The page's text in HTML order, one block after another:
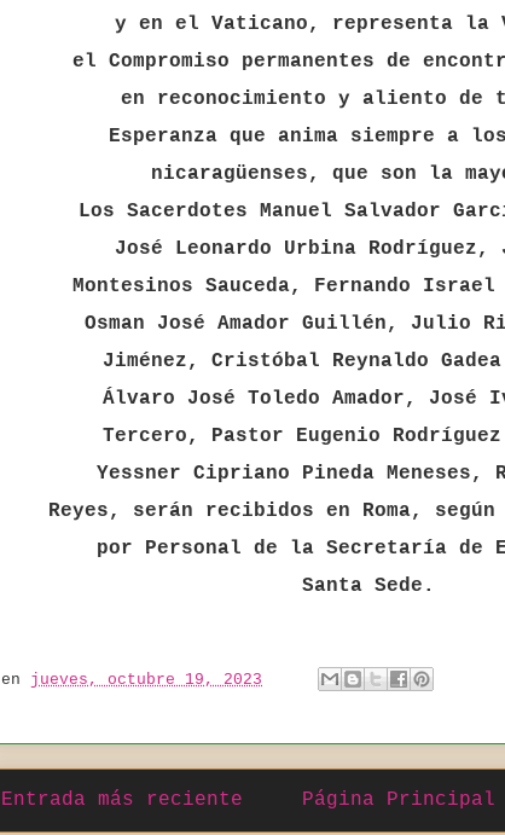
y en el Vaticano, representa la
el Compromiso permanentes de
en reconocimiento y aliento de
Esperanza que anima siempre a
nicaragüenses, que son la
Los Sacerdotes Manuel Salvador
José Leonardo Urbina Rodríguez,
Montesinos Sauceda, Fernando Israel
Osman José Amador Guillén, Julio
Jiménez, Cristóbal Reynaldo
Álvaro José Toledo Amador, José
Tercero, Pastor Eugenio Rodríguez
Yessner Cipriano Pineda Meneses,
Reyes, serán recibidos en Roma,
por Personal de la Secretaría de
Santa Sede.
en jueves, octubre 19, 2023
Entrada más reciente Página Principal